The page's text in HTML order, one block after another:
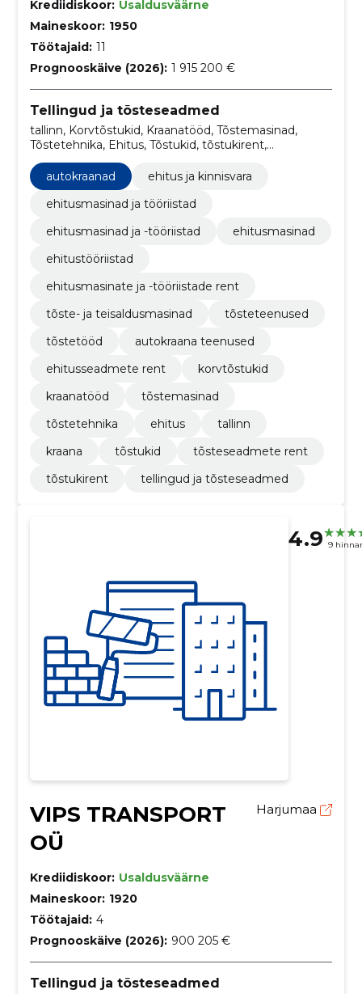
Krediidiskoor: Usaldusväärne
Maineskoor: 1950
Töötajaid: 11
Prognooskäive (2026): 1 915 200 €
Tellingud ja tõsteseadmed
tallinn, Korvtõstukid, Kraanatööd, Tõstemasinad,
Tõstetehnika, Ehitus, Tõstukid, tõstukirent,
tõsteseadmete rent, ehitusseadmete rent
autokraanad
ehitus ja kinnisvara
ehitusmasinad ja tööriistad
ehitusmasinad ja -tööriistad
ehitusmasinad
ehitustööriistad
ehitusmasinate ja -tööriistade rent
tõste- ja teisaldusmasinad
tõsteteenused
tõstetööd
autokraana teenused
ehitusseadmete rent
korvtõstukid
kraanatööd
tõstemasinad
tõstetehnika
ehitus
tallinn
kraana
tõstukid
tõsteseadmete rent
tõstukirent
tellingud ja tõsteseadmed
4.9 9
VIPS TRANSPORT
OÜ
Harjumaa
Krediidiskoor: Usaldusväärne
Maineskoor: 1920
Töötajaid: 4
Prognooskäive (2026): 900 205 €
Tellingud ja tõsteseadmed